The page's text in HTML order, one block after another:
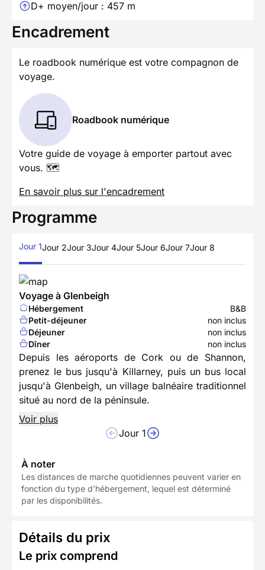
D+ moyen/jour : 457 m
Encadrement
Le roadbook numérique est votre compagnon de
voyage.
Roadbook numérique
Votre guide de voyage à emporter partout avec
vous. 🗺️
En savoir plus sur l'encadrement
Programme
Jour 1Jour 2Jour 3Jour 4Jour 5Jour 6Jour 7Jour 8
Voyage à Glenbeigh
Hébergement
B&B
Petit-déjeuner
non inclus
Déjeuner
non inclus
Dîner
non inclus
Depuis les aéroports de Cork ou de Shannon,
prenez le bus jusqu'à Killarney, puis un bus local
jusqu'à Glenbeigh, un village balnéaire traditionnel
situé au nord de la péninsule.
Voir plus
Jour 1
À noter
Les distances de marche quotidiennes peuvent varier en
fonction du type d'hébergement, lequel est déterminé
par les disponibilités.
Détails du prix
Le prix comprend